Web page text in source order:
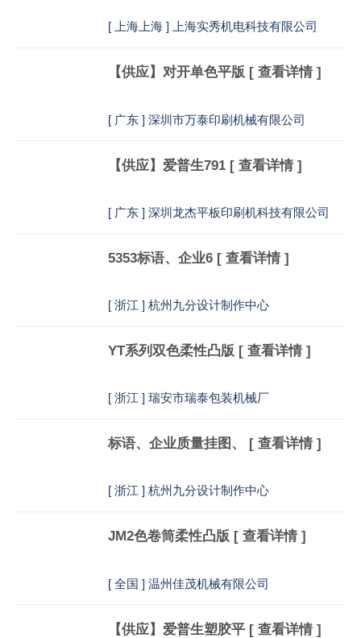
[ 上海上海 ] 上海实秀机电科技有限公司
【供应】对开单色平版 [ 查看详情 ]
[ 广东 ] 深圳市万泰印刷机械有限公司
【供应】爱普生791 [ 查看详情 ]
[ 广东 ] 深圳龙杰平板印刷机科技有限公司
5353标语、企业6 [ 查看详情 ]
[ 浙江 ] 杭州九分设计制作中心
YT系列双色柔性凸版 [ 查看详情 ]
[ 浙江 ] 瑞安市瑞泰包装机械厂
标语、企业质量挂图、 [ 查看详情 ]
[ 浙江 ] 杭州九分设计制作中心
JM2色卷筒柔性凸版 [ 查看详情 ]
[ 全国 ] 温州佳茂机械有限公司
【供应】爱普生塑胶平 [ 查看详情 ]